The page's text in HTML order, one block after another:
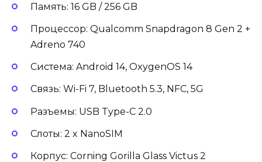
Память: 16 GB / 256 GB
Процессор: Qualcomm Snapdragon 8 Gen 2 +
Adreno 740
Система: Android 14, OxygenOS 14
Связь: Wi-Fi 7, Bluetooth 5.3, NFC, 5G
Разъемы: USB Type-C 2.0
Слоты: 2 x NanoSIM
Корпус: Corning Gorilla Glass Victus 2